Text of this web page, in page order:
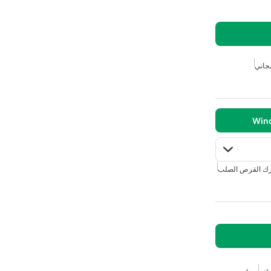
القرص الصلب